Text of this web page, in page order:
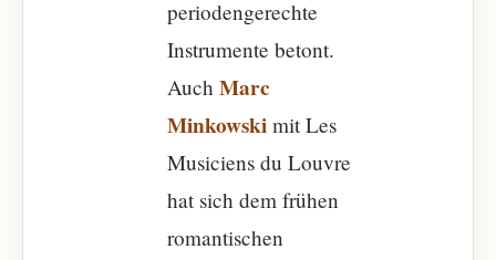
periodengerechte
Instrumente betont.
Auch Marc
Minkowski mit Les
Musiciens du Louvre
hat sich dem frühen
romantischen